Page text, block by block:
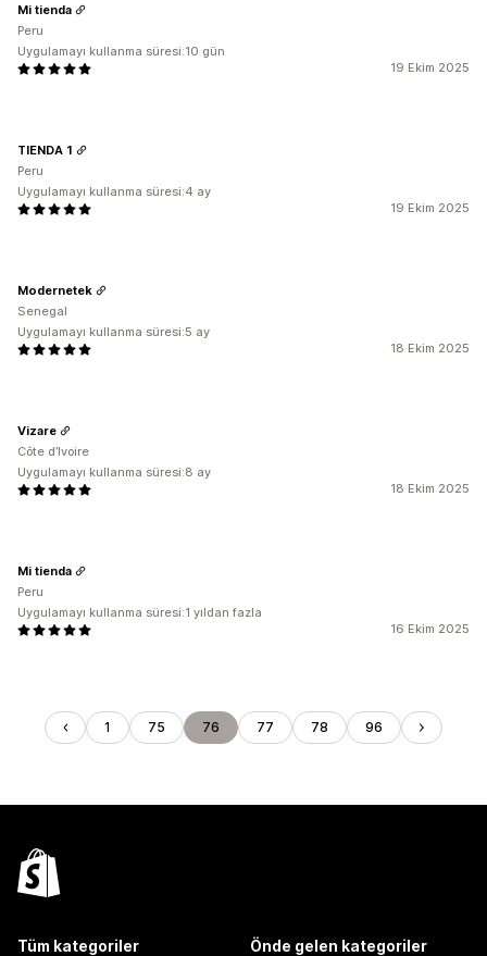
19 Ekim 2025
Mi tienda
Peru
Uygulamayı kullanma süresi:10 gün
19 Ekim 2025
TIENDA 1
Peru
Uygulamayı kullanma süresi:4 ay
18 Ekim 2025
Modernetek
Senegal
Uygulamayı kullanma süresi:5 ay
18 Ekim 2025
Vizare
Côte d’Ivoire
Uygulamayı kullanma süresi:8 ay
16 Ekim 2025
Mi tienda
Peru
Uygulamayı kullanma süresi:1 yıldan fazla
1 75 76 77 78 96
Tüm kategoriler Önde gelen kategoriler